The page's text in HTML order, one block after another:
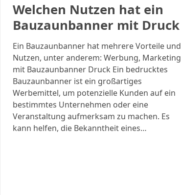
Welchen Nutzen hat ein
Bauzaunbanner mit Druck
Ein Bauzaunbanner hat mehrere Vorteile und
Nutzen, unter anderem: Werbung, Marketing
mit Bauzaunbanner Druck Ein bedrucktes
Bauzaunbanner ist ein großartiges
Werbemittel, um potenzielle Kunden auf ein
bestimmtes Unternehmen oder eine
Veranstaltung aufmerksam zu machen. Es
kann helfen, die Bekanntheit eines…